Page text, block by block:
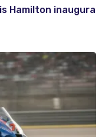
Hamilton inaugura